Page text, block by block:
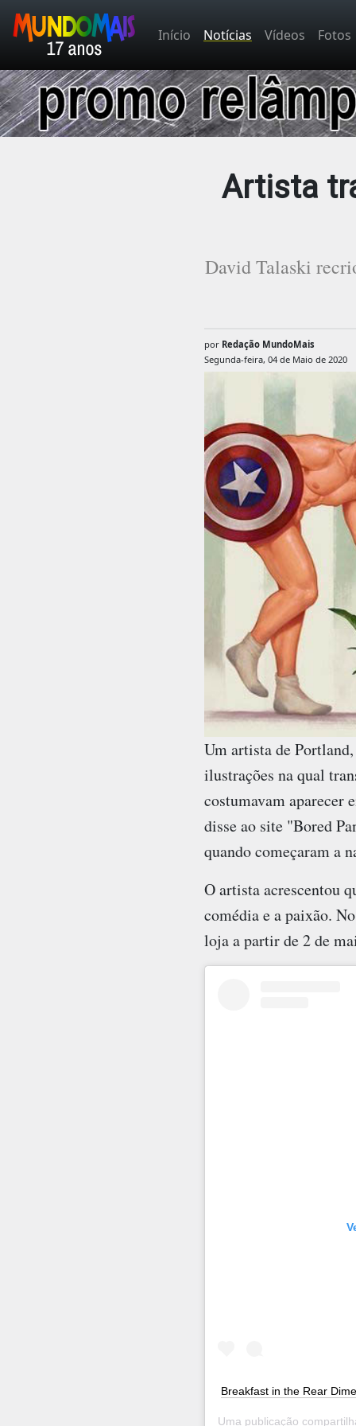
Início Notícias Vídeos Fotos
Artista
David Talaski
por Redação MundoMais
Segunda-feira, 04 de Maio de 2020
Um artista de
ilustrações na qual
costumavam aparecer
disse ao site "Bored
quando começaram a
O artista acrescentou
comédia e a paixão.
loja a partir de 2 de
Breakfast in the Rear
Uma publicação